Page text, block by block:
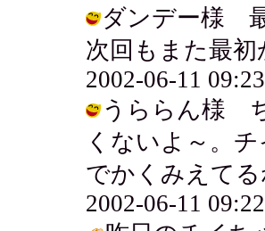
ダンデー様
次回もまた最
2002-06-11
うららん様
くないよ～。
でかくみえて
2002-06-11